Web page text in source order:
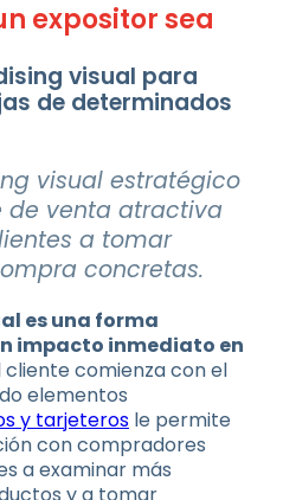
expositor sea
visual para
de determinados
visual estratégico
de venta atractiva
a tomar
concretas.
es una forma
impacto inmediato en
cliente comienza con el
elementos
y tarjeteros le permite
con compradores
a examinar más